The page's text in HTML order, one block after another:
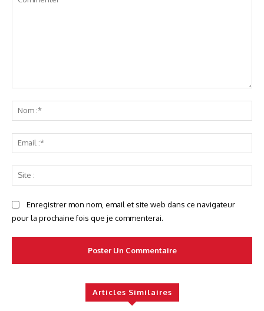
:*
:*
:
Enregistrer mon nom, email et site web dans ce navigateur
pour la prochaine fois que je commenterai.
Articles Similaires